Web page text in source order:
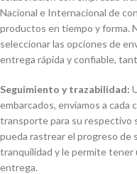
Nacional e Internacional de
productos en tiempo y forma.
seleccionar las opciones de
entrega rápida y confiable,
Seguimiento y trazabilidad:
embarcados, enviamos a
transporte para su respectivo
pueda rastrear el progreso de
tranquilidad y le permite tener
entrega.